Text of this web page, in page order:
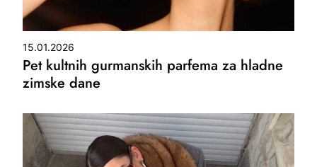
15.01.2026
Pet kultnih gurmanskih parfema za hladne
zimske dane